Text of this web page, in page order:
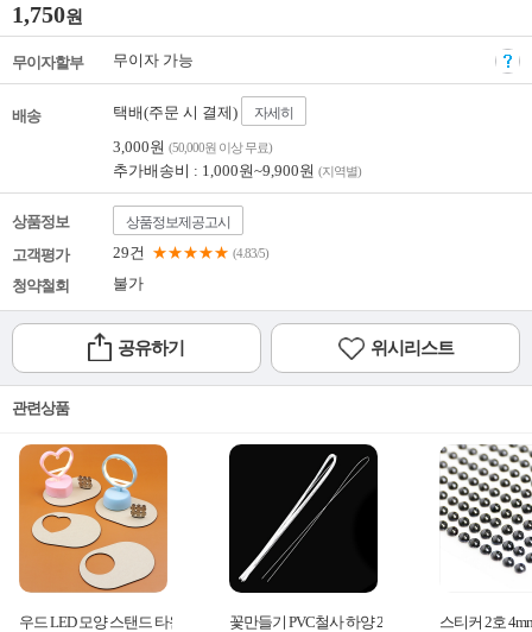
1,750원
무이자할부 무이자 가능
배송 택배(주문 시 결제) 자세히
3,000원 (50,000원 이상 무료)
추가배송비 : 1,000원~9,900원 (지역별)
상품정보 상품정보제공고시
고객평가 29건 ★★★★★ (4.83/5)
청약철회 불가
공유하기 위시리스트
관련상품
우드 LED 모양 스탠드 타원 밑
꽃만들기 PVC철사 하양 26호
스티커 2호